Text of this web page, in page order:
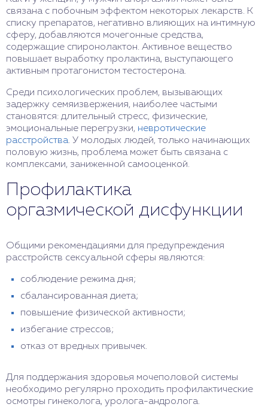
связана с побочным эффектом некоторых лекарств. К
списку препаратов, негативно влияющих на интимную
сферу, добавляются мочегонные средства,
содержащие спиронолактон. Активное вещество
повышает выработку пролактина, выступающего
активным протагонистом тестостерона.
Среди психологических проблем, вызывающих
задержку семяизвержения, наиболее частыми
становятся: длительный стресс, физические,
эмоциональные перегрузки, невротические
расстройства. У молодых людей, только начинающих
половую жизнь, проблема может быть связана с
комплексами, заниженной самооценкой.
Профилактика
оргазмической дисфункции
Общими рекомендациями для предупреждения
расстройств сексуальной сферы являются:
соблюдение режима дня;
сбалансированная диета;
повышение физической активности;
избегание стрессов;
отказ от вредных привычек.
Для поддержания здоровья мочеполовой системы
необходимо регулярно проходить профилактические
осмотры гинеколога, уролога-андролога.